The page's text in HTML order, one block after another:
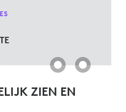
ZIEN EN